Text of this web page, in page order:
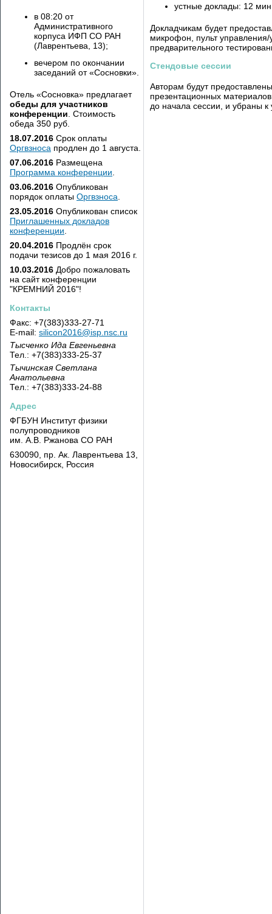
в 08:20 от
Административного
корпуса ИФП СО РАН
(Лаврентьева, 13);
вечером по окончании
заседаний от «Сосновки».
Отель «Сосновка» предлагает
обеды для участников
конференции . Стоимость
обеда 350 руб.
18.07.2016 Срок оплаты
Оргвзноса продлен до 1 августа.
07.06.2016 Размещена
Программа конференции
03.06.2016 Опубликован
порядок оплаты Оргвзноса
23.05.2016 Опубликован список
Приглашенных докладов
конференции
20.04.2016 Продлён срок
подачи тезисов до 1 мая 2016 г.
10.03.2016 Добро пожаловать
на сайт конференции
"КРЕМНИЙ 2016"!
Контакты
Факс: +7(383)333-27-71
E-mail: silicon2016@isp.nsc.ru
Тысченко Ида Евгеньевна
Тел.: +7(383)333-25-37
Тычинская Светлана
Анатольевна
Тел.: +7(383)333-24-88
Адрес
ФГБУН Институт физики
полупроводников
им. А.В. Ржанова СО РАН
630090, пр. Ак. Лаврентьева 13,
Новосибирск, Россия
устные доклады: 12
Докладчикам будет
микрофон, пульт управления/
предварительного
Стендовые сессии
Авторам будут
презентационных
до начала сессии, и убраны